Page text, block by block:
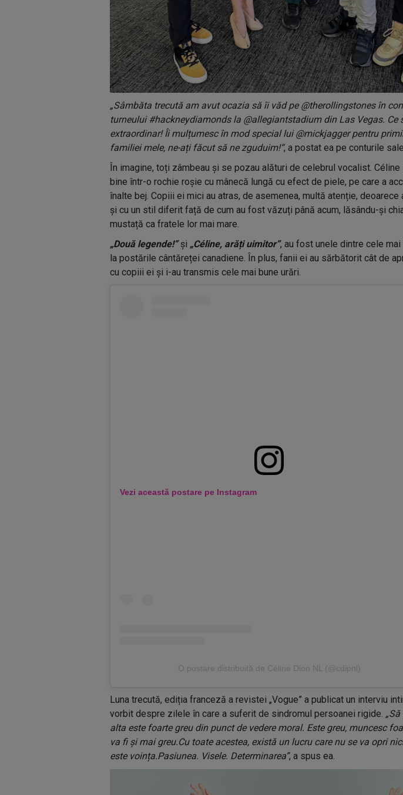
„Sâmbăta trecută am avut ocazia să îi văd pe @therollingstones în
turneului #hackneydiamonds la @allegiantstadium din Las Vegas. Ce
extraordinar! Îi mulțumesc în mod special lui @mickjagger pentru
familiei mele, ne-ați făcut să ne zguduim!“, a postat ea pe conturile
În imagine, toți zâmbeau și se pozau alături de celebrul vocalist. Céline
bine într-o rochie roșie cu mânecă lungă cu efect de piele, pe care a
înalte bej. Copiii ei mici au atras, de asemenea, multă atenție, deoarece
și cu un stil diferit față de cum au fost văzuți până acum, lăsându-și
mustață ca fratele lor mai mare.
„Două legende!”și „Céline, arăți uimitor”, au fost unele dintre cele
la postările cântăreței canadiene. În plus, fanii ei au sărbătorit cât de
cu copiii ei și i-au transmis cele mai bune urări.
Vezi această postare pe Instagram
O postare distribuită de Céline Dion NL (@cdipnl)
Luna trecută, ediția franceză a revistei „Vogue” a publicat un interviu
vorbit despre zilele în care a suferit de sindromul persoanei rigide.
alta este foarte greu din punct de vedere moral. Este greu, muncesc
va fi și mai greu.Cu toate acestea, există un lucru care nu se va opri
este voința.Pasiunea. Visele. Determinarea”, a spus ea.